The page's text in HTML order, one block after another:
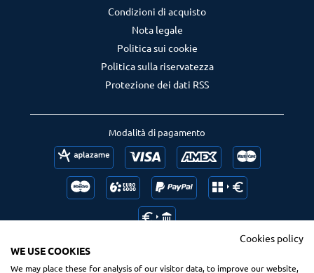
Modalità di pagamento
Condizioni di acquisto
Nota legale
Politica sui cookie
Politica sulla riservatezza
Protezione dei dati RSS
Cookies policy
WE USE COOKIES
We may place these for analysis of our visitor data, to improve our website,